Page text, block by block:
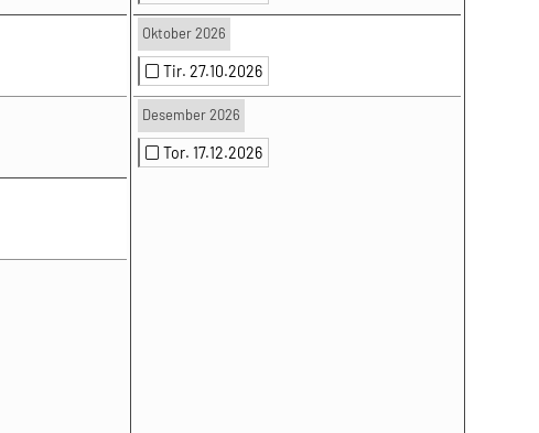
Oktober 2026
Tir. 27.10.2026
Desember 2026
Tor. 17.12.2026